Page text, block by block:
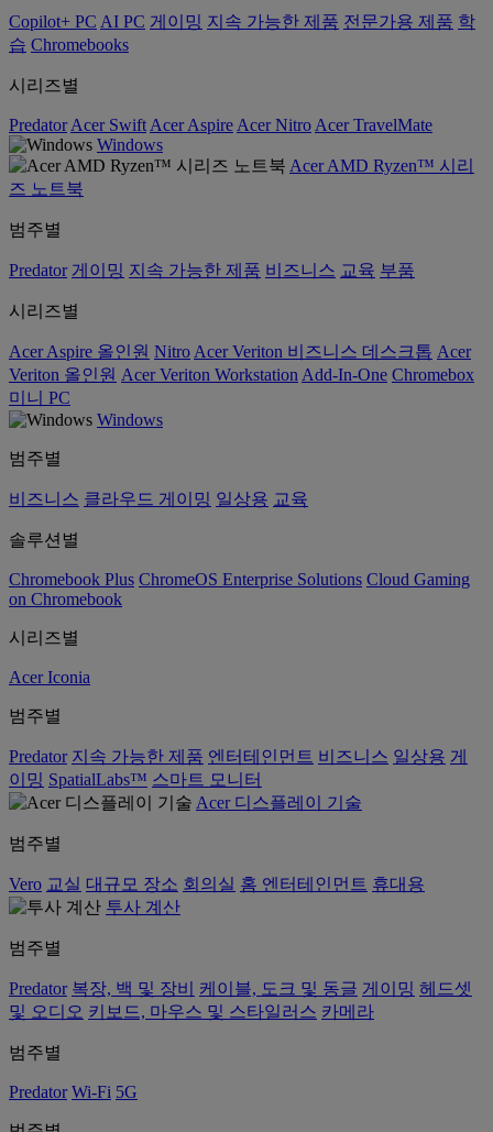
Copilot+ PC AI PC 게이밍 지속 가능한 제품 전문가용 제품 학
습 Chromebooks
시리즈별
Predator Acer Swift Acer Aspire Acer Nitro Acer TravelMate
Windows
Acer AMD Ryzen™ 시리
즈 노트북
범주별
Predator 게이밍 지속 가능한 제품 비즈니스 교육 부품
시리즈별
Acer Aspire 올인원 Nitro Acer Veriton 비즈니스 데스크톱 Acer
Veriton 올인원 Acer Veriton Workstation Add-In-One Chromebox
미니 PC
Windows
범주별
비즈니스 클라우드 게이밍 일상용 교육
솔루션별
Chromebook Plus ChromeOS Enterprise Solutions Cloud Gaming
on Chromebook
시리즈별
Acer Iconia
범주별
Predator 지속 가능한 제품 엔터테인먼트 비즈니스 일상용 게
이밍 SpatialLabs™ 스마트 모니터
Acer 디스플레이 기술
범주별
Vero 교실 대규모 장소 회의실 홈 엔터테인먼트 휴대용
투사 계산
범주별
Predator 복장, 백 및 장비 케이블, 도크 및 동글 게이밍 헤드셋
및 오디오 키보드, 마우스 및 스타일러스 카메라
범주별
Predator Wi-Fi 5G